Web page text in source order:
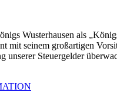
Wusterhausen als
mit seinem großartigen
unserer Steuergelder